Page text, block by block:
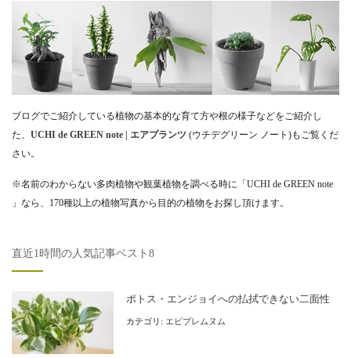
ブログでご紹介している植物の基本的な育て方や根の様子などをご紹介し
た、 UCHI de GREEN note | エアプランツ (ウチデグリーン ノート)もご覧くだ
さい。
※名前のわからない多肉植物や観葉植物を調べる時に「UCHI de GREEN note
」なら、170種以上の植物写真から目的の植物をお探し頂けます。
直近1時間の人気記事ベスト8
ポトス・エンジョイへの払拭できない二面性
カテゴリ: エピプレムヌム